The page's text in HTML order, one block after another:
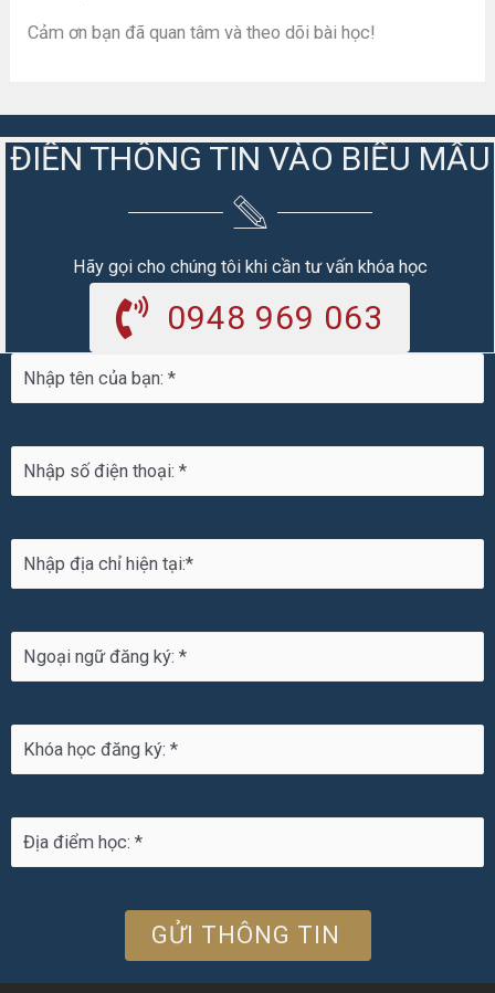
Cảm ơn bạn đã quan tâm và theo dõi bài học!
ĐIỀN THÔNG TIN VÀO BIỂU MẪU
Hãy gọi cho chúng tôi khi cần tư vấn khóa học
0948 969 063